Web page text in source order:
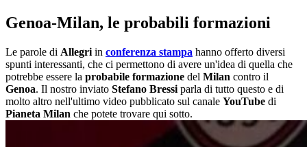
Genoa-Milan, le probabili formazioni
Le parole di Allegri in conferenza stampa hanno offerto diversi
spunti interessanti, che ci permettono di avere un'idea di quella che
potrebbe essere la probabile formazione del Milan contro il
Genoa. Il nostro inviato Stefano Bressi parla di tutto questo e di
molto altro nell'ultimo video pubblicato sul canale YouTube di
Pianeta Milan che potete trovare qui sotto.